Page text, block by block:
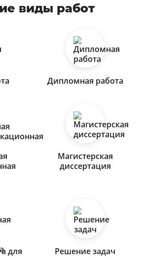
виды работ
Дипломная работа
Магистерская
диссертация
для
Решение задач